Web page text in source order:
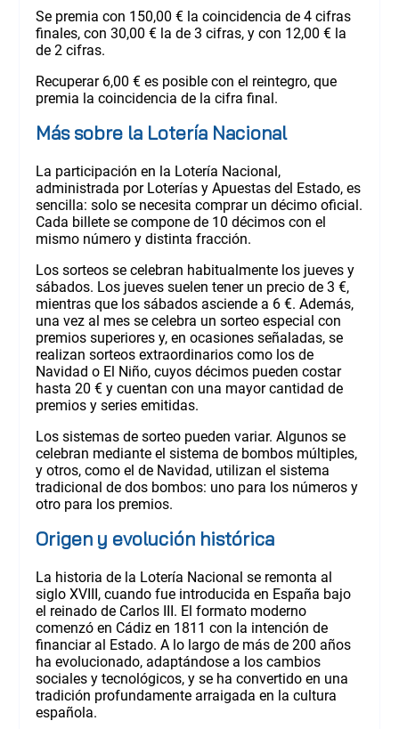
Se premia con 150,00 € la coincidencia de 4 cifras
finales, con 30,00 € la de 3 cifras, y con 12,00 € la
de 2 cifras.
Recuperar 6,00 € es posible con el reintegro, que
premia la coincidencia de la cifra final.
Más sobre la Lotería Nacional
La participación en la Lotería Nacional,
administrada por Loterías y Apuestas del Estado, es
sencilla: solo se necesita comprar un décimo oficial.
Cada billete se compone de 10 décimos con el
mismo número y distinta fracción.
Los sorteos se celebran habitualmente los jueves y
sábados. Los jueves suelen tener un precio de 3 €,
mientras que los sábados asciende a 6 €. Además,
una vez al mes se celebra un sorteo especial con
premios superiores y, en ocasiones señaladas, se
realizan sorteos extraordinarios como los de
Navidad o El Niño, cuyos décimos pueden costar
hasta 20 € y cuentan con una mayor cantidad de
premios y series emitidas.
Los sistemas de sorteo pueden variar. Algunos se
celebran mediante el sistema de bombos múltiples,
y otros, como el de Navidad, utilizan el sistema
tradicional de dos bombos: uno para los números y
otro para los premios.
Origen y evolución histórica
La historia de la Lotería Nacional se remonta al
siglo XVIII, cuando fue introducida en España bajo
el reinado de Carlos III. El formato moderno
comenzó en Cádiz en 1811 con la intención de
financiar al Estado. A lo largo de más de 200 años
ha evolucionado, adaptándose a los cambios
sociales y tecnológicos, y se ha convertido en una
tradición profundamente arraigada en la cultura
española.